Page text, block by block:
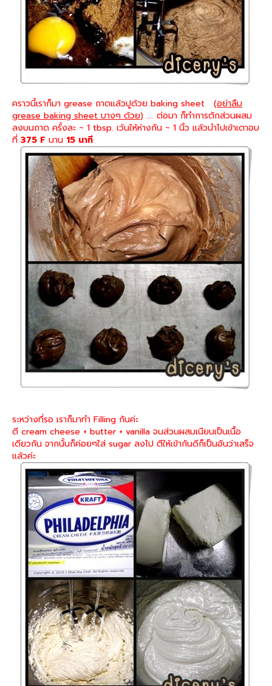
คราวนี้เราก็มา grease ถาดแล้วปูด้วย baking sheet (อย่าลืม
grease baking sheet บางๆ ด้วย) .... ต่อมา ก็ทำการตักส่วนผสม
ลงบนถาด ครั้งละ ~ 1 tbsp. เว้นให้ห่างกัน ~ 1 นิ้ว แล้วนำไปเข้าเตาอบ
ที่ 375 F นาน 15 นาที
ระหว่างที่รอ เราก็มาทำ Filling กันค่ะ
ตี cream cheese + butter + vanilla จนส่วนผสมเนียนเป็นเนื้อ
เดียวกัน จากนั้นก็ค่อยๆใส่ sugar ลงไป ตีให้เข้ากันดีก็เป็นอันว่าเสร็จ
แล้วค่ะ